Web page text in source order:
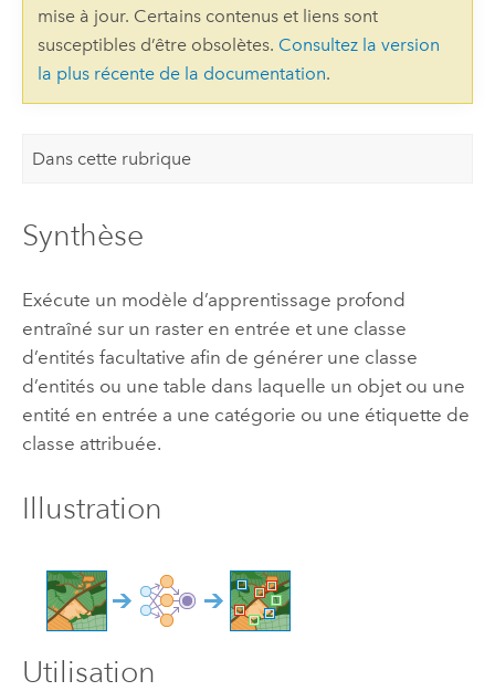
mise à jour. Certains contenus et liens sont
susceptibles d’être obsolètes. Consultez la version
la plus récente de la documentation.
Dans cette rubrique
Synthèse
Exécute un modèle d’apprentissage profond
entraîné sur un raster en entrée et une classe
d’entités facultative afin de générer une classe
d’entités ou une table dans laquelle un objet ou une
entité en entrée a une catégorie ou une étiquette de
classe attribuée.
Illustration
Utilisation